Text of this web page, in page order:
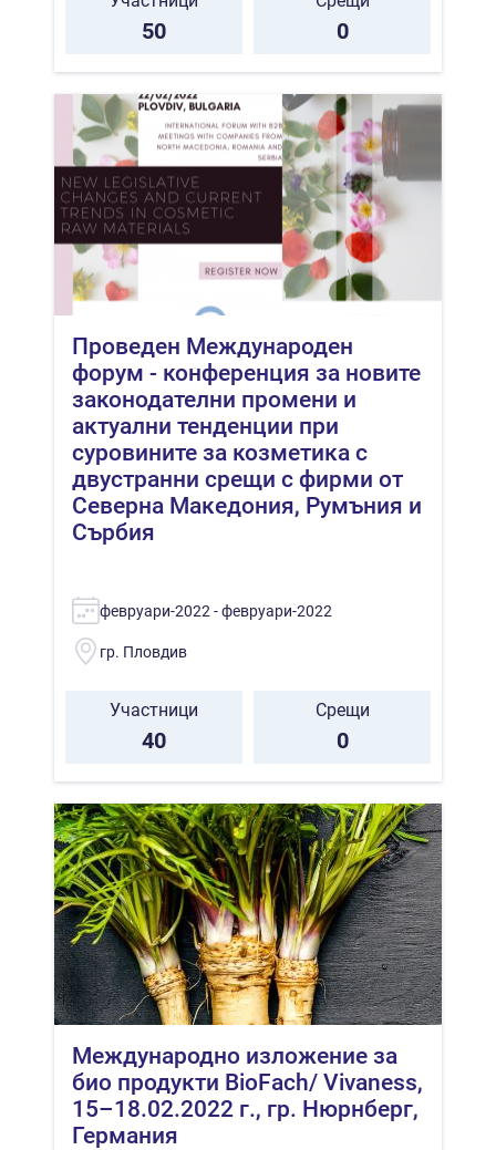
50 0
Проведен Международен
форум - конференция за новите
законодателни промени и
актуални тенденции при
суровините за козметика с
двустранни срещи с фирми от
Северна Македония, Румъния и
Сърбия
февруари-2022 - февруари-2022
гр. Пловдив
Участници
40
Срещи
0
Международно изложение за
био продукти BioFach/ Vivaness,
15–18.02.2022 г., гр. Нюрнберг,
Германия